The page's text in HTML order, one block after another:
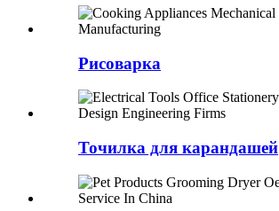
Рисоварка
Точилка для карандашей